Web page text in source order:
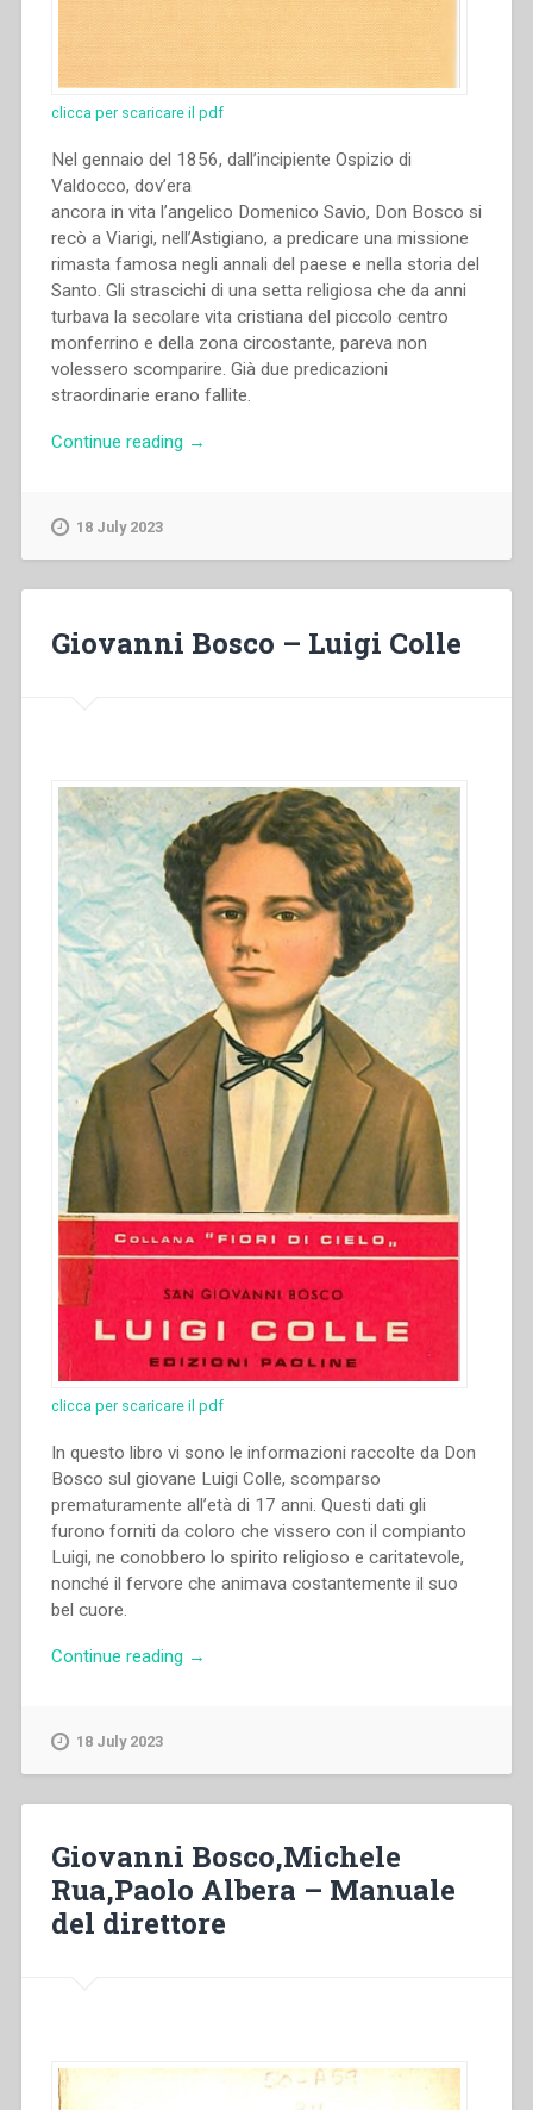
clicca per scaricare il pdf
Nel gennaio del 1856, dall’incipiente Ospizio di
Valdocco, dov’era
ancora in vita l’angelico Domenico Savio, Don Bosco si
recò a Viarigi, nell’Astigiano, a predicare una missione
rimasta famosa negli annali del paese e nella storia del
Santo. Gli strascichi di una setta religiosa che da anni
turbava la secolare vita cristiana del piccolo centro
monferrino e della zona circostante, pareva non
volessero scomparire. Già due predicazioni
straordinarie erano fallite.
Continue reading “Luigi
→
18 July 2023
Giovanni Bosco – Luigi Colle
clicca per scaricare il pdf
In questo libro vi sono le informazioni raccolte da Don
Bosco sul giovane Luigi Colle, scomparso
prematuramente all’età di 17 anni. Questi dati gli
furono forniti da coloro che vissero con il compianto
Luigi, ne conobbero lo spirito religioso e caritatevole,
nonché il fervore che animava costantemente il suo
bel cuore.
Continue reading “Giovanni
→
18 July 2023
Giovanni Bosco,Michele
Rua,Paolo Albera – Manuale
del direttore